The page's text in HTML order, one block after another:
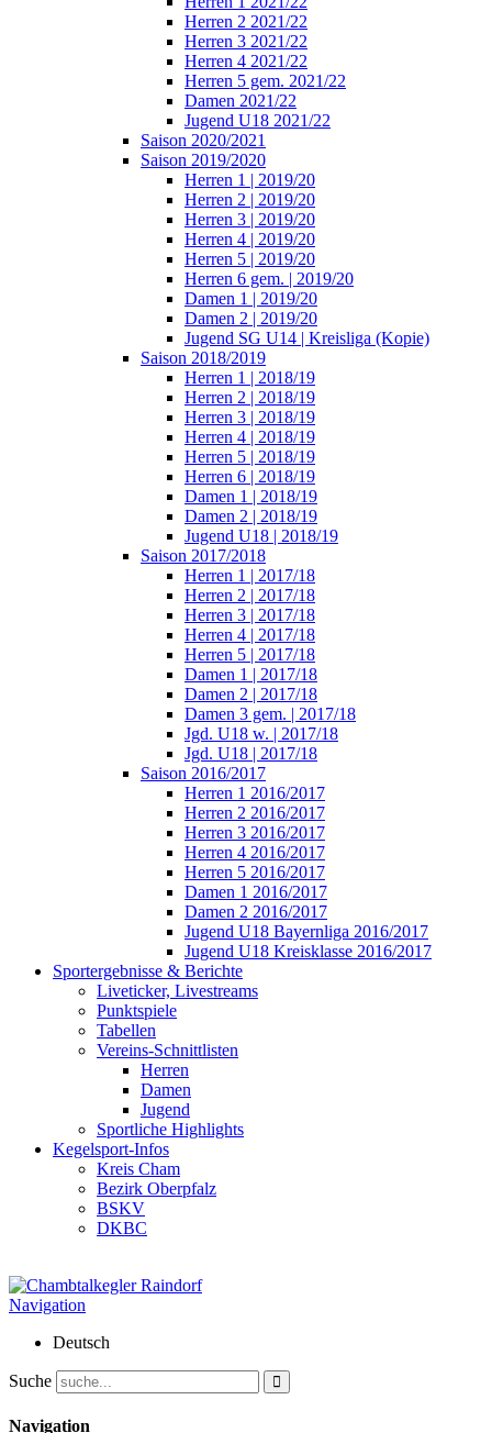
Herren 2 2021/22
Herren 3 2021/22
Herren 4 2021/22
Herren 5 gem. 2021/22
Damen 2021/22
Jugend U18 2021/22
Saison 2020/2021
Saison 2019/2020
Herren 1 | 2019/20
Herren 2 | 2019/20
Herren 3 | 2019/20
Herren 4 | 2019/20
Herren 5 | 2019/20
Herren 6 gem. | 2019/20
Damen 1 | 2019/20
Damen 2 | 2019/20
Jugend SG U14 | Kreisliga (Kopie)
Saison 2018/2019
Herren 1 | 2018/19
Herren 2 | 2018/19
Herren 3 | 2018/19
Herren 4 | 2018/19
Herren 5 | 2018/19
Herren 6 | 2018/19
Damen 1 | 2018/19
Damen 2 | 2018/19
Jugend U18 | 2018/19
Saison 2017/2018
Herren 1 | 2017/18
Herren 2 | 2017/18
Herren 3 | 2017/18
Herren 4 | 2017/18
Herren 5 | 2017/18
Damen 1 | 2017/18
Damen 2 | 2017/18
Damen 3 gem. | 2017/18
Jgd. U18 w. | 2017/18
Jgd. U18 | 2017/18
Saison 2016/2017
Herren 1 2016/2017
Herren 2 2016/2017
Herren 3 2016/2017
Herren 4 2016/2017
Herren 5 2016/2017
Damen 1 2016/2017
Damen 2 2016/2017
Jugend U18 Bayernliga 2016/2017
Jugend U18 Kreisklasse 2016/2017
Sportergebnisse & Berichte
Liveticker, Livestreams
Punktspiele
Tabellen
Vereins-Schnittlisten
Herren
Damen
Jugend
Sportliche Highlights
Kegelsport-Infos
Kreis Cham
Bezirk Oberpfalz
BSKV
DKBC
Navigation
Deutsch
Suche
Navigation